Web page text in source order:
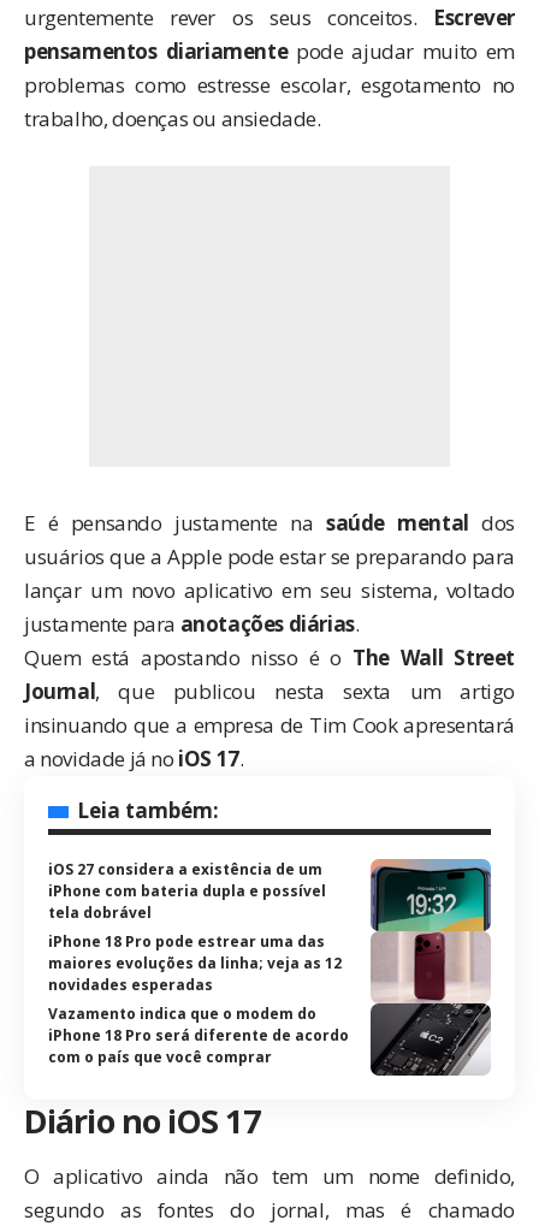
urgentemente rever os seus conceitos. Escrever
pensamentos diariamentepode ajudar muito em
problemas como estresse escolar, esgotamento no
trabalho, doenças ou ansiedade.
E é pensando justamente na saúde mental dos
usuários que aApple pode estar se preparando para
lançar um novo aplicativo em seu sistema, voltado
justamente para anotações diárias.
Quem está apostando nisso é o The Wall Street
Journal, que publicou nesta sexta um artigo
insinuando que a empresa de Tim Cook apresentará
a novidade já no iOS 17.
Leia também:
iOS 27 considera a existência de um
iPhone com bateria dupla e possível
tela dobrável
iPhone 18 Pro pode estrear uma das
maiores evoluções da linha; veja as 12
novidades esperadas
Vazamento indica que o modem do
iPhone 18 Pro será diferente de acordo
com o país que você comprar
Diário no iOS 17
O aplicativo ainda não tem um nome definido,
segundo as fontes do jornal, mas é chamado